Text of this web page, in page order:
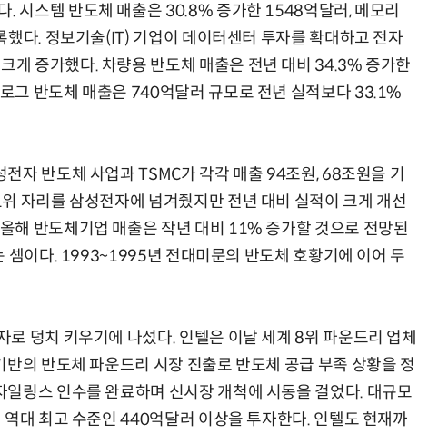
. 시스템 반도체 매출은 30.8% 증가한 1548억달러, 메모리
다. 정보기술(IT) 기업이 데이터센터 투자를 확대하고 전자
게 증가했다. 차량용 반도체 매출은 전년 대비 34.3% 증가한
그 반도체 매출은 740억달러 규모로 전년 실적보다 33.1%
자 반도체 사업과 TSMC가 각각 매출 94조원, 68조원을 기
자리를 삼성전자에 넘겨줬지만 전년 대비 실적이 크게 개선
해 반도체기업 매출은 작년 대비 11% 증가할 것으로 전망된
셈이다. 1993~1995년 전대미문의 반도체 호황기에 이어 두
덩치 키우기에 나섰다. 인텔은 이날 세계 8위 파운드리 업체
의 반도체 파운드리 시장 진출로 반도체 공급 부족 상황을 정
링스 인수를 완료하며 신시장 개척에 시동을 걸었다. 대규모
대 최고 수준인 440억달러 이상을 투자한다. 인텔도 현재까